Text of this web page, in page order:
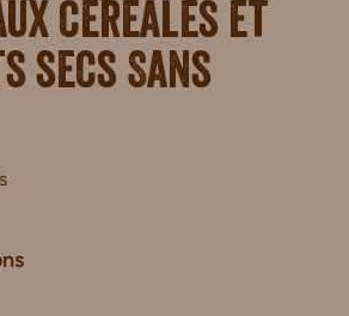
céréales et
secs Sans